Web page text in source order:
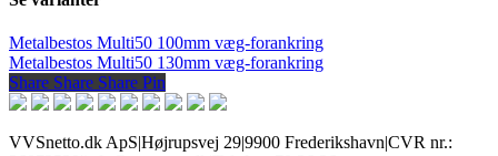
Metalbestos Multi50 100mm væg-forankring
Metalbestos Multi50 130mm væg-forankring
Share
Share Share Share Pin
VVSnetto.dk ApS|Højrupsvej 29|9900 Frederikshavn|CVR nr.: